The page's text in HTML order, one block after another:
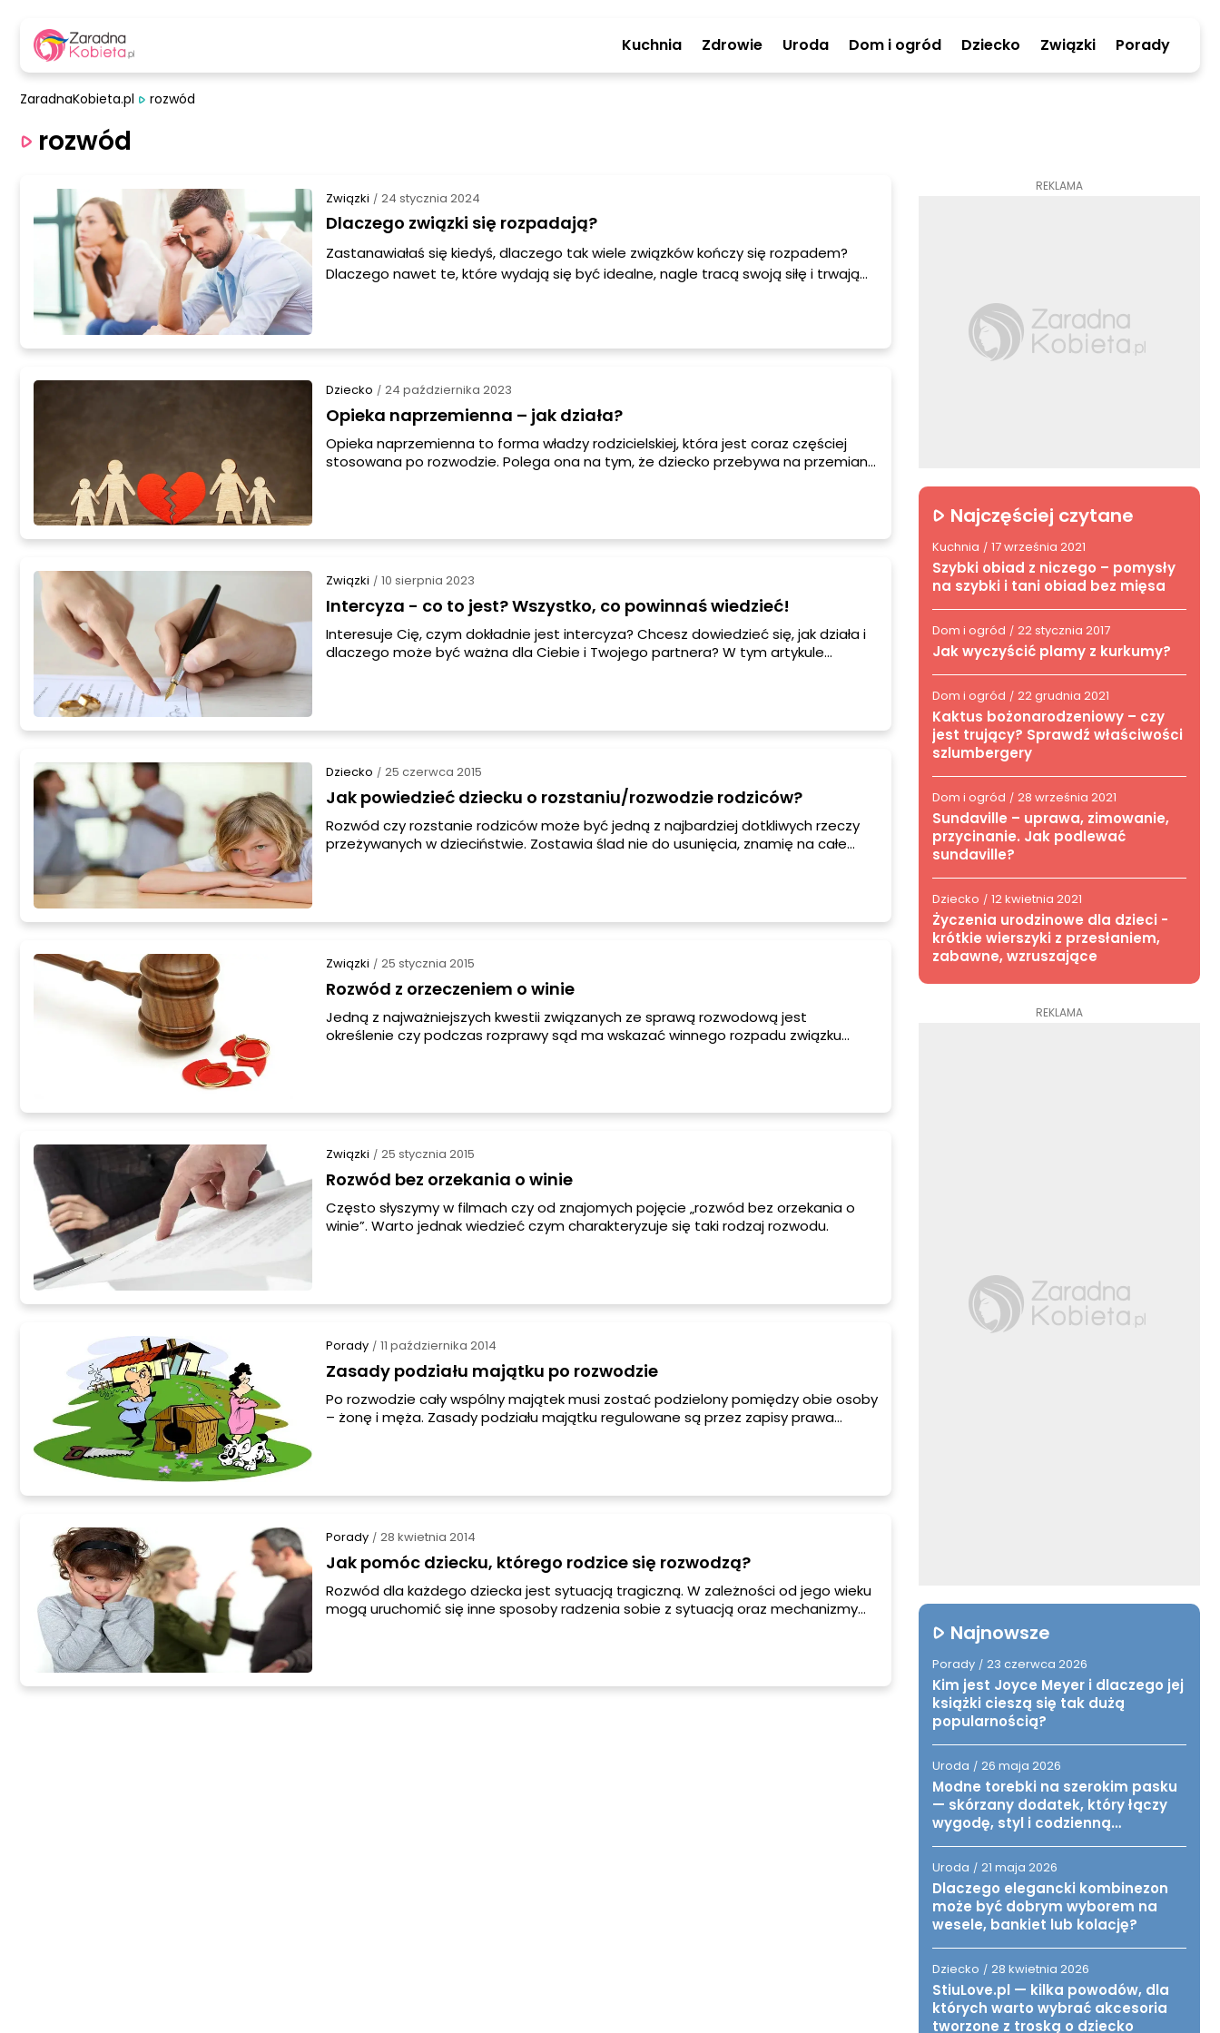
Kuchnia Zdrowie Uroda Dom i ogród Dziecko Związki Porady
ZaradnaKobieta.pl rozwód
rozwód
Związki / 24 stycznia 2024
Dlaczego związki się rozpadają?
Zastanawiałaś się kiedyś, dlaczego tak wiele związków kończy się rozpadem?
Dlaczego nawet te, które wydają się być idealne, nagle tracą swoją siłę i trwają
Dziecko / 24 października 2023
Opieka naprzemienna – jak działa?
Opieka naprzemienna to forma władzy rodzicielskiej, która jest coraz częściej
stosowana po rozwodzie. Polega ona na tym, że dziecko przebywa na przemian
Związki / 10 sierpnia 2023
Intercyza - co to jest? Wszystko, co powinnaś wiedzieć!
Interesuje Cię, czym dokładnie jest intercyza? Chcesz dowiedzieć się, jak działa i
dlaczego może być ważna dla Ciebie i Twojego partnera? W tym artykule
Dziecko / 25 czerwca 2015
Jak powiedzieć dziecku o rozstaniu/rozwodzie rodziców?
Rozwód czy rozstanie rodziców może być jedną z najbardziej dotkliwych rzeczy
przeżywanych w dzieciństwie. Zostawia ślad nie do usunięcia, znamię na całe
Związki / 25 stycznia 2015
Rozwód z orzeczeniem o winie
Jedną z najważniejszych kwestii związanych ze sprawą rozwodową jest
określenie czy podczas rozprawy sąd ma wskazać winnego rozpadu związku
Związki / 25 stycznia 2015
Rozwód bez orzekania o winie
Często słyszymy w filmach czy od znajomych pojęcie „rozwód bez orzekania o
winie”. Warto jednak wiedzieć czym charakteryzuje się taki rodzaj rozwodu.
Porady / 11 października 2014
Zasady podziału majątku po rozwodzie
Po rozwodzie cały wspólny majątek musi zostać podzielony pomiędzy obie osoby
– żonę i męża. Zasady podziału majątku regulowane są przez zapisy prawa
Porady / 28 kwietnia 2014
Jak pomóc dziecku, którego rodzice się rozwodzą?
Rozwód dla każdego dziecka jest sytuacją tragiczną. W zależności od jego wieku
mogą uruchomić się inne sposoby radzenia sobie z sytuacją oraz mechanizmy
REKLAMA
Najczęściej czytane
Kuchnia / 17 września 2021
Szybki obiad z niczego – pomysły
na szybki i tani obiad bez mięsa
Dom i ogród / 22 stycznia 2017
Jak wyczyścić plamy z kurkumy?
Dom i ogród / 22 grudnia 2021
Kaktus bożonarodzeniowy – czy
jest trujący? Sprawdź właściwości
szlumbergery
Dom i ogród / 28 września 2021
Sundaville – uprawa, zimowanie,
przycinanie. Jak podlewać
sundaville?
Dziecko / 12 kwietnia 2021
Życzenia urodzinowe dla dzieci -
krótkie wierszyki z przesłaniem,
zabawne, wzruszające
REKLAMA
Najnowsze
Porady / 23 czerwca 2026
Kim jest Joyce Meyer i dlaczego jej
książki cieszą się tak dużą
popularnością?
Uroda / 26 maja 2026
Modne torebki na szerokim pasku
— skórzany dodatek, który łączy
wygodę, styl i codzienną
Uroda / 21 maja 2026
Dlaczego elegancki kombinezon
może być dobrym wyborem na
wesele, bankiet lub kolację?
Dziecko / 28 kwietnia 2026
StiuLove.pl — kilka powodów, dla
których warto wybrać akcesoria
tworzone z troską o dziecko